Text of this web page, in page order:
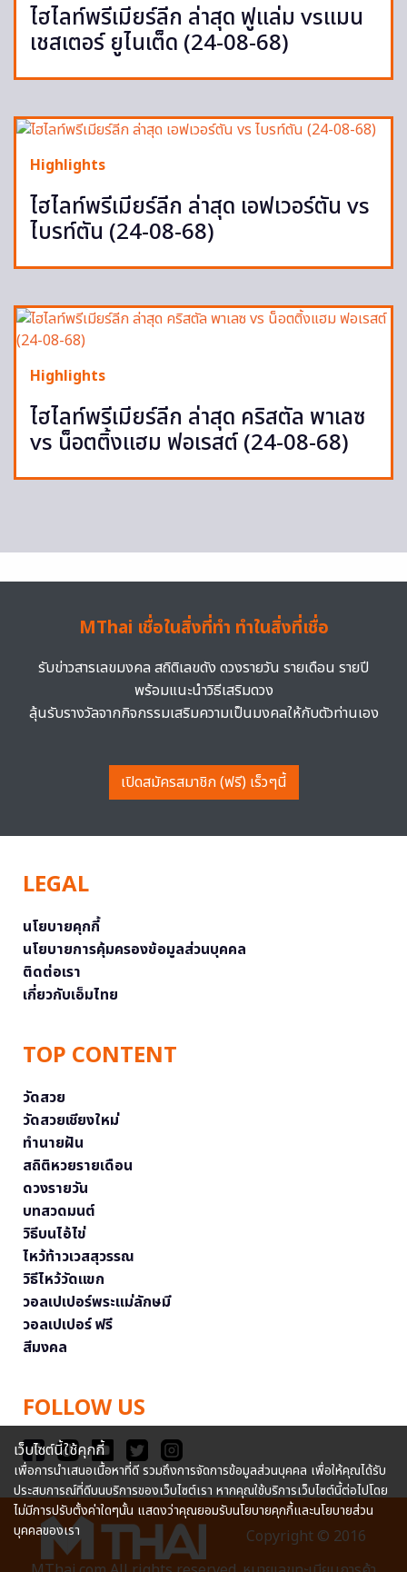
ไฮไลท์พรีเมียร์ลีก ล่าสุด ฟูแล่ม vsแมน
เชสเตอร์ ยูไนเต็ด (24-08-68)
Highlights
ไฮไลท์พรีเมียร์ลีก ล่าสุด เอฟเวอร์ตัน vs
ไบรท์ตัน (24-08-68)
Highlights
ไฮไลท์พรีเมียร์ลีก ล่าสุด คริสตัล พาเลซ
vs น็อตติ้งแฮม ฟอเรสต์ (24-08-68)
MThai เชื่อในสิ่งที่ทำ ทำในสิ่งที่เชื่อ
รับข่าวสารเลขมงคล สถิติเลขดัง ดวงรายวัน รายเดือน รายปี
พร้อมแนะนำวิธีเสริมดวง
ลุ้นรับรางวัลจากกิจกรรมเสริมความเป็นมงคลให้กับตัวท่านเอง
เปิดสมัครสมาชิก (ฟรี) เร็วๆนี้
LEGAL
นโยบายคุกกี้
นโยบายการคุ้มครองข้อมูลส่วนบุคคล
ติดต่อเรา
เกี่ยวกับเอ็มไทย
TOP CONTENT
วัดสวย
วัดสวยเชียงใหม่
ทำนายฝัน
สถิติหวยรายเดือน
ดวงรายวัน
บทสวดมนต์
วิธีบนไอ้ไข่
ไหว้ท้าวเวสสุวรรณ
วิธีไหว้วัดแขก
วอลเปเปอร์พระแม่ลักษมี
วอลเปเปอร์ ฟรี
สีมงคล
FOLLOW US
Copyright © 2016
เว็บไซต์นี้ใช้คุกกี้
เพื่อการนำเสนอเนื้อหาที่ดี รวมถึงการจัดการข้อมูลส่วนบุคคล เพื่อให้คุณได้รับ
ประสบการณ์ที่ดีบนบริการของเว็บไซต์เรา หากคุณใช้บริการเว็บไซต์นี้ต่อไปโดย
ไม่มีการปรับตั้งค่าใดๆนั้น แสดงว่าคุณยอมรับนโยบายคุกกี้และนโยบายส่วน
บุคคลของเรา